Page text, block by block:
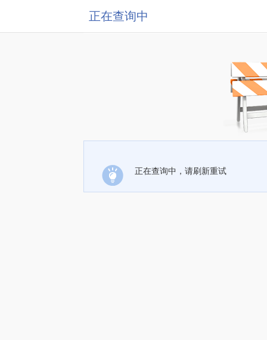
正在查询中
正在查询中，请刷新重试